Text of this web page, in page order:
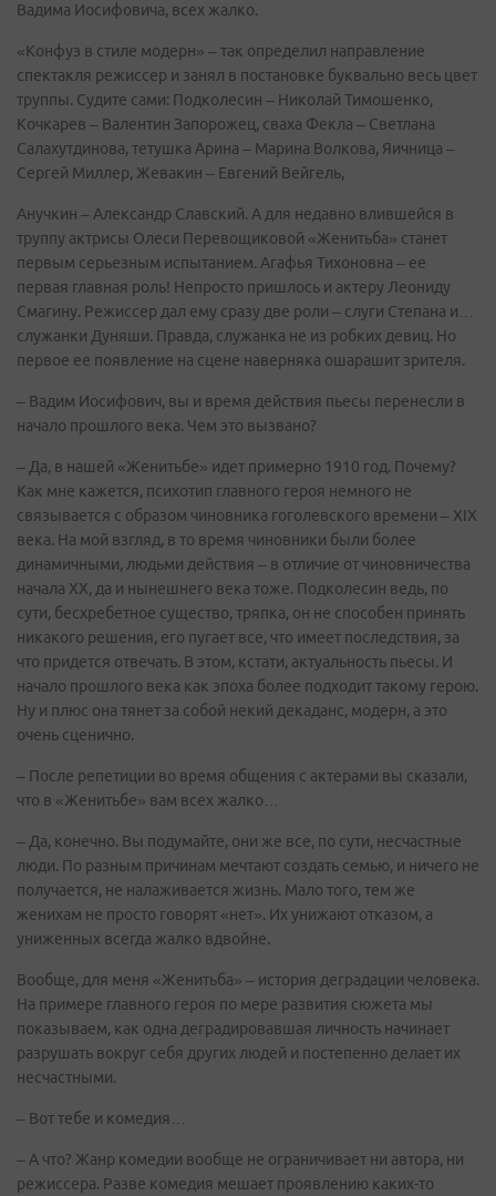
Вадима Иосифовича, всех жалко.
«Конфуз в стиле модерн» – так определил направление
спектакля режиссер и занял в постановке буквально весь цвет
труппы. Судите сами: Подколесин – Николай Тимошенко,
Кочкарев – Валентин Запорожец, сваха Фекла – Светлана
Салахутдинова, тетушка Арина – Марина Волкова, Яичница –
Сергей Миллер, Жевакин – Евгений Вейгель,
Анучкин – Александр Славский. А для недавно влившейся в
труппу актрисы Олеси Перевощиковой «Женитьба» станет
первым серьезным испытанием. Агафья Тихоновна – ее
первая главная роль! Непросто пришлось и актеру Леониду
Смагину. Режиссер дал ему сразу две роли – слуги Степана и…
служанки Дуняши. Правда, служанка не из робких девиц. Но
первое ее появление на сцене наверняка ошарашит зрителя.
– Вадим Иосифович, вы и время действия пьесы перенесли в
начало прошлого века. Чем это вызвано?
– Да, в нашей «Женитьбе» идет примерно 1910 год. Почему?
Как мне кажется, психотип главного героя немного не
связывается с образом чиновника гоголевского времени – XIX
века. На мой взгляд, в то время чиновники были более
динамичными, людьми действия – в отличие от чиновничества
начала ХХ, да и нынешнего века тоже. Подколесин ведь, по
сути, бесхребетное существо, тряпка, он не способен принять
никакого решения, его пугает все, что имеет последствия, за
что придется отвечать. В этом, кстати, актуальность пьесы. И
начало прошлого века как эпоха более подходит такому герою.
Ну и плюс она тянет за собой некий декаданс, модерн, а это
очень сценично.
– После репетиции во время общения с актерами вы сказали,
что в «Женитьбе» вам всех жалко…
– Да, конечно. Вы подумайте, они же все, по сути, несчастные
люди. По разным причинам мечтают создать семью, и ничего не
получается, не налаживается жизнь. Мало того, тем же
женихам не просто говорят «нет». Их унижают отказом, а
униженных всегда жалко вдвойне.
Вообще, для меня «Женитьба» – история деградации человека.
На примере главного героя по мере развития сюжета мы
показываем, как одна деградировавшая личность начинает
разрушать вокруг себя других людей и постепенно делает их
несчастными.
– Вот тебе и комедия…
– А что? Жанр комедии вообще не ограничивает ни автора, ни
режиссера. Разве комедия мешает проявлению каких-то